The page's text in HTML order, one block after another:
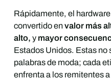
Rápidamente, el hardware
convertido envalor más
alto, ymayor
Estados Unidos. Estas no
palabras de moda; cada
enfrenta a los remitentes